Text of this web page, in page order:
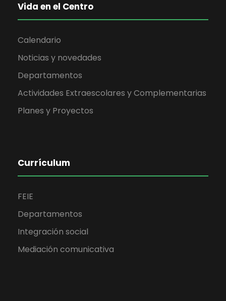
Vida en el Centro
Calendario
Noticias y novedades
Departamentos
Actividades Extraescolares y Complementarias
Planes y Proyectos
Currículum
FEIE
Departamentos
Integración social
Mediación comunicativa